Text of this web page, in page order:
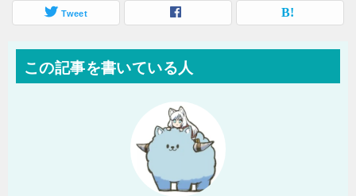
Tweet
この記事を書いている人